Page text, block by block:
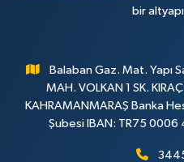
bir
Balaban Gaz. Mat. Yapı
MAH. VOLKAN 1 SK.
KAHRAMANMARAŞ Banka
Şubesi IBAN: TR75